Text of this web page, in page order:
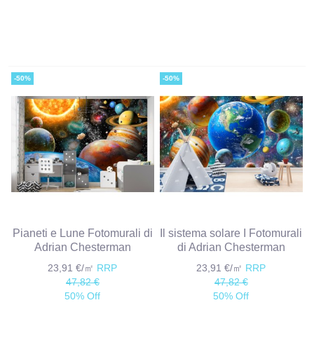
-50%
Pianeti e Lune Fotomurali di
Adrian Chesterman
23,91 €/㎡ RRP
47,82 €
50% Off
-50%
Il sistema solare I Fotomurali
di Adrian Chesterman
23,91 €/㎡ RRP
47,82 €
50% Off